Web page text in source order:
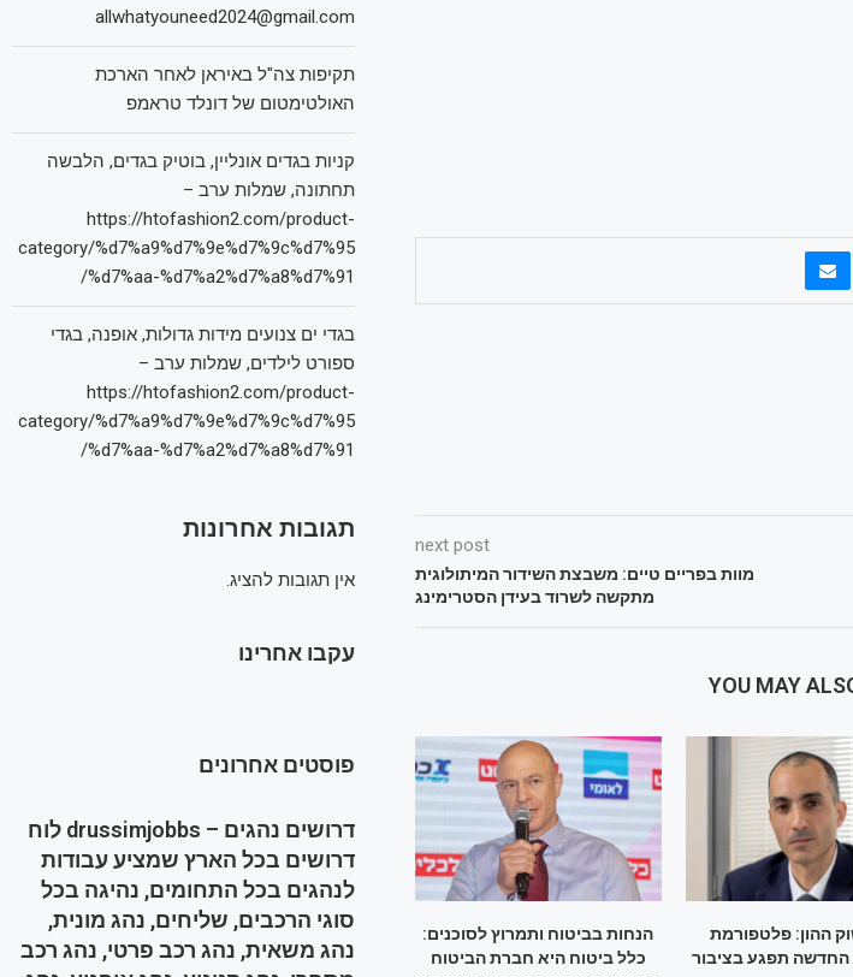
next post
מוות בפריים טיים: משבצת השידור המיתולוגית
מתקשה לשרוד בעידן הסטרימינג
YOU MAY
הנחות בביטוח ותמרוץ לסוכנים:
כלל ביטוח היא חברת הביטוח
ההון: פלטפורמת
תפגע בציבור
allwhatyouneed2024@gmail.com
תקיפות צה"ל באיראן לאחר הארכת
האולטימטום של דונלד טראמפ
קניות בגדים אונליין, בוטיק בגדים, הלבשה
תחתונה, שמלות ערב –
https://htofashion2.com/product-
category/%d7%a9%d7%9e%d7%9c%d7%95
%d7%aa-%d7%a2%d7%a8%d7%91/
בגדי ים צנועים מידות גדולות, אופנה, בגדי
ספורט לילדים, שמלות ערב –
https://htofashion2.com/product-
category/%d7%a9%d7%9e%d7%9c%d7%95
%d7%aa-%d7%a2%d7%a8%d7%91/
תגובות אחרונות
אין תגובות להציג.
עקבו אחרינו
פוסטים אחרונים
דרושים נהגים – drussimjobbs לוח
דרושים בכל הארץ שמציע עבודות
לנהגים בכל התחומים, נהיגה בכל
סוגי הרכבים, שליחים, נהג מונית,
נהג משאית, נהג רכב פרטי, נהג רכב